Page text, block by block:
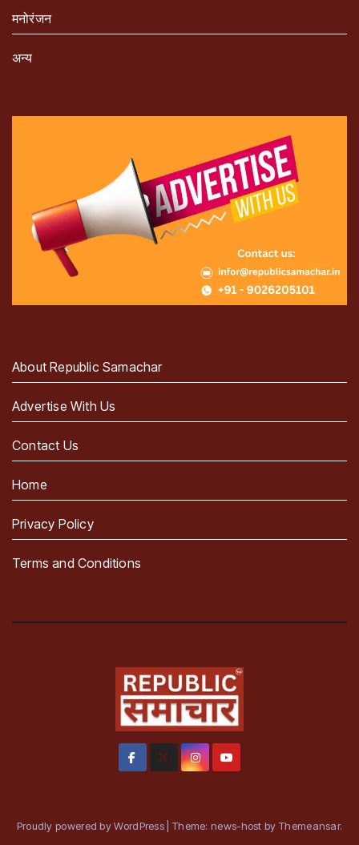
मनोरंजन
अन्य
About Republic Samachar
Advertise With Us
Contact Us
Home
Privacy Policy
Terms and Conditions
Proudly powered by WordPress Theme: news-host by Themeansar.